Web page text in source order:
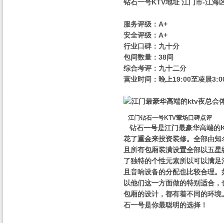
钻石一号KTV地址 江门市-江海
服务评级：A+
安全评级：A+
行业口碑：九十分
包间数量：38间
综合考评：九十二分
营业时间：晚上19:00至凌晨
江门钻石一号KTV荤场口碑点评
钻石一号是江门最豪华高端的
花了重金来投资装修。全部由
且所有包厢装潢设置全部以五
了独特的个性元素所以可以满
且音响设备的分配也比较合理
以他们这一方面做的特别适合
包厢的设计，都有着不同的环
石一号是你最聪明的选择！